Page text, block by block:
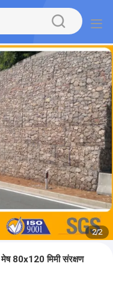
2/2
मेष 80x120 मिमी संरक्षण